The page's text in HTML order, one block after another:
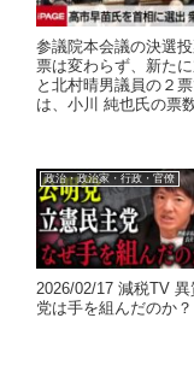
参議院本会議の決選
票は変わらず、新た
と北村晴男議員の２
は、小川 純也氏の票
政治・政治家・行政・官僚
2026/02/17 減税TV
党は手を組んだのか？